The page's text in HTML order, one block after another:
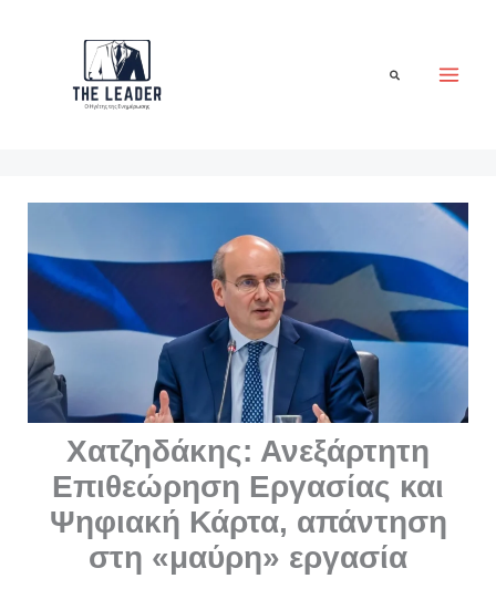
Αναζήτηση
Χατζηδάκης: Ανεξάρτητη
Επιθεώρηση Εργασίας και
Ψηφιακή Κάρτα, απάντηση
στη «μαύρη» εργασία